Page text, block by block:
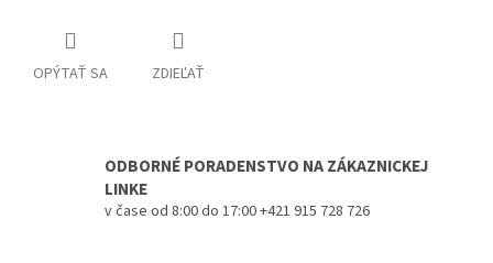
OPÝTAŤ SA ZDIEĽAŤ
ODBORNÉ PORADENSTVO NA ZÁKAZNICKEJ
LINKE
v čase od 8:00 do 17:00 +421 915 728 726